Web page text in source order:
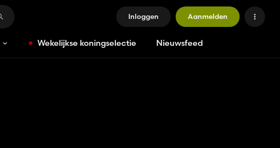
Inloggen Aanmelden
Wekelijkse koningselectie Nieuwsfeed